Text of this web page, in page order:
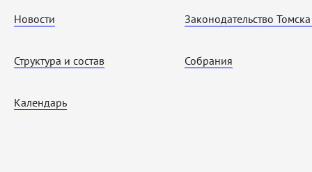
Новости
Структура и состав
Календарь
Законодательство
Собрания